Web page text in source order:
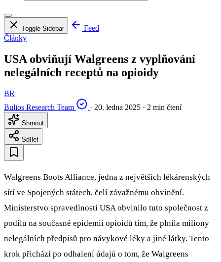
Toggle Sidebar
Feed
Články
USA obviňují Walgreens z vyplňování
nelegálních receptů na opioidy
BR
Bulios Research Team
· 20. ledna 2025 · 2 min čtení
Shrnout
Sdílet
Walgreens Boots Alliance, jedna z největších lékárenských
sítí ve Spojených státech, čelí závažnému obvinění.
Ministerstvo spravedlnosti USA obvinilo tuto společnost z
podílu na současné epidemii opioidů tím, že plnila miliony
nelegálních předpisů pro návykové léky a jiné látky. Tento
krok přichází po odhalení údajů o tom, že Walgreens